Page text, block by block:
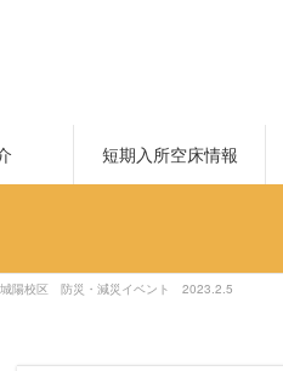
短期入所空床情報
城陽校区 防災・減災イベント 2023.2.5